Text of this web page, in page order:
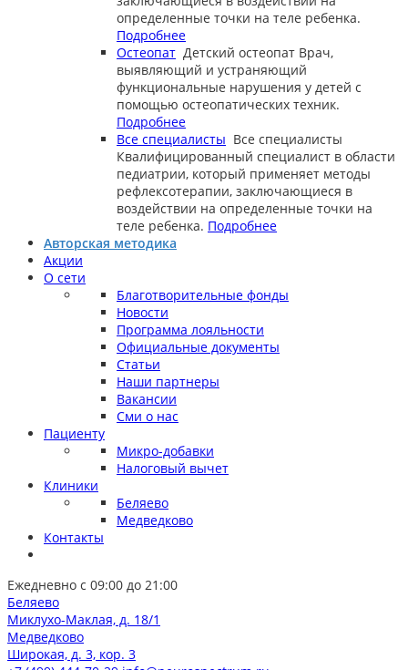
определенные точки на теле ребенка.
Подробнее
Остеопат Детский остеопат Врач,
выявляющий и устраняющий
функциональные нарушения у детей с
помощью остеопатических техник.
Подробнее
Все специалисты Все специалисты
Квалифицированный специалист в области
педиатрии, который применяет методы
рефлексотерапии, заключающиеся в
воздействии на определенные точки на
теле ребенка. Подробнее
Авторская методика
Акции
О сети
Благотворительные фонды
Новости
Программа лояльности
Официальные документы
Статьи
Наши партнеры
Вакансии
Сми о нас
Пациенту
Микро-добавки
Налоговый вычет
Клиники
Беляево
Медведково
Контакты
Ежедневно с 09:00 до 21:00
Беляево
Миклухо-Маклая, д. 18/1
Медведково
Широкая, д. 3, кор. 3